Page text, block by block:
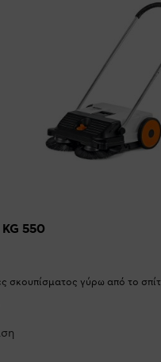
550
σκουπίσματος γύρω από το